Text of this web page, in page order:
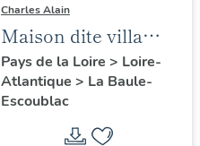
Charles Alain
Maison dite villa
balnéaire Les
Roches Rouges, 3, 5
avenue Balzac
Pays de la Loire > Loire-
Atlantique > La Baule-
Escoublac